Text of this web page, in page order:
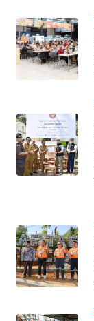
WN
DEPOK
TAPANULI
UTARA
WN
SAMOSIR
PADANG
LAWAS
WN